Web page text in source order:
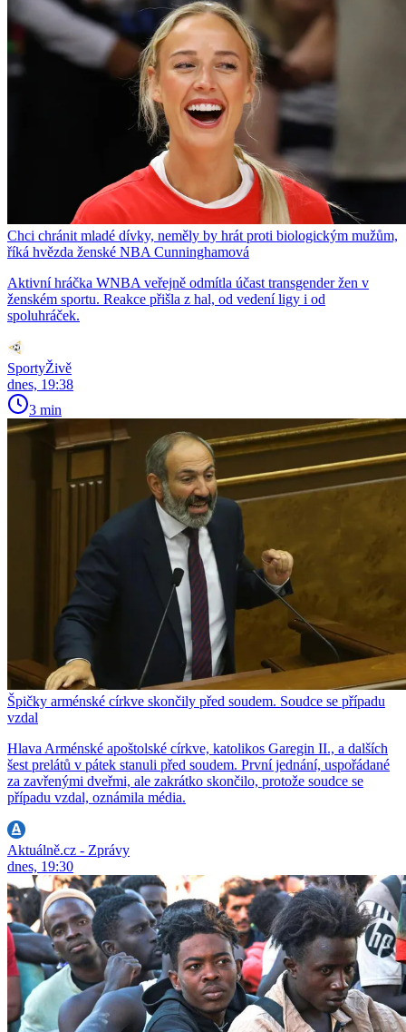
Chci chránit mladé dívky, neměly by hrát proti biologickým mužům,
říká hvězda ženské NBA Cunninghamová
Aktivní hráčka WNBA veřejně odmítla účast transgender žen v
ženském sportu. Reakce přišla z hal, od vedení ligy i od
spoluhráček.
SportyŽivě
dnes, 19:38
3 min
Špičky arménské církve skončily před soudem. Soudce se případu
vzdal
Hlava Arménské apoštolské církve, katolikos Garegin II., a dalších
šest prelátů v pátek stanuli před soudem. První jednání, uspořádané
za zavřenými dveřmi, ale zakrátko skončilo, protože soudce se
případu vzdal, oznámila média.
Aktuálně.cz - Zprávy
dnes, 19:30